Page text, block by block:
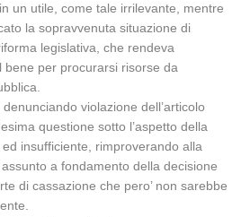
un utile, come tale irrilevante, mentre
la sopravvenuta situazione di
legislativa, che rendeva
bene per procurarsi risorse da
violazione dell’articolo
questione sotto l’aspetto della
insufficiente, rimproverando alla
a fondamento della decisione
di cassazione che pero’ non sarebbe